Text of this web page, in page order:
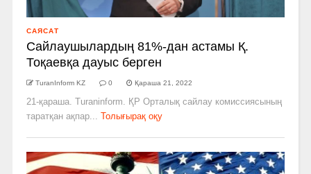
САЯСАТ
Сайлаушылардың 81%-дан астамы Қ.
Тоқаевқа дауыс берген
TuranInform KZ 0 Қараша 21, 2022
21-қараша. Turaninform. ҚР Орталық сайлау комиссиясының
таратқан ақпар...
Толығырақ оқу